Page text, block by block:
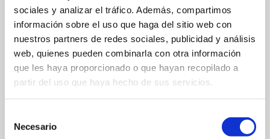
sociales y analizar el tráfico. Además, compartimos
información sobre el uso que haga del sitio web con
nuestros partners de redes sociales, publicidad y análisis
web, quienes pueden combinarla con otra información
que les haya proporcionado o que hayan recopilado a
partir del uso que haya hecho de sus servicios.
Necesario
Afrodita y Dione